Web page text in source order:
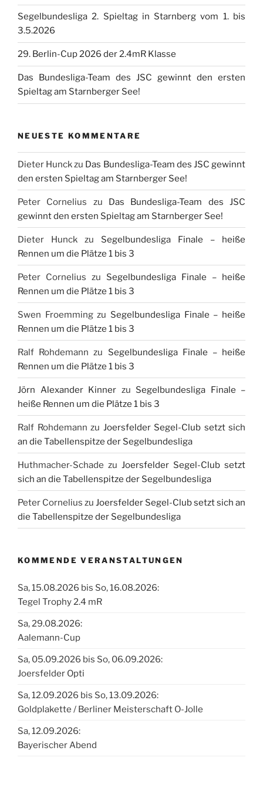
Segelbundesliga 2. Spieltag in Starnberg vom 1. bis
3.5.2026
29. Berlin-Cup 2026 der 2.4mR Klasse
Das Bundesliga-Team des JSC gewinnt den ersten
Spieltag am Starnberger See!
NEUESTE KOMMENTARE
Dieter Hunckzu Das Bundesliga-Team des JSC gewinnt
den ersten Spieltag am Starnberger See!
Peter Cornelius zu Das Bundesliga-Team des JSC
gewinnt den ersten Spieltag am Starnberger See!
Dieter Hunck zu Segelbundesliga Finale – heiße
Rennen um die Plätze 1 bis 3
Peter Cornelius zu Segelbundesliga Finale – heiße
Rennen um die Plätze 1 bis 3
Swen Froemmingzu Segelbundesliga Finale – heiße
Rennen um die Plätze 1 bis 3
Ralf Rohdemann zu Segelbundesliga Finale – heiße
Rennen um die Plätze 1 bis 3
Jörn Alexander Kinner zu Segelbundesliga Finale –
heiße Rennen um die Plätze 1 bis 3
Ralf Rohdemann zu Joersfelder Segel-Club setzt sich
an die Tabellenspitze der Segelbundesliga
Huthmacher-Schade zu Joersfelder Segel-Club setzt
sich an die Tabellenspitze der Segelbundesliga
Peter Cornelius zu Joersfelder Segel-Club setzt sich an
die Tabellenspitze der Segelbundesliga
KOMMENDE VERANSTALTUNGEN
Sa, 15.08.2026 bis So, 16.08.2026:
Tegel Trophy 2.4 mR
Sa, 29.08.2026:
Aalemann-Cup
Sa, 05.09.2026 bis So, 06.09.2026:
Joersfelder Opti
Sa, 12.09.2026 bis So, 13.09.2026:
Goldplakette / Berliner Meisterschaft O-Jolle
Sa, 12.09.2026:
Bayerischer Abend